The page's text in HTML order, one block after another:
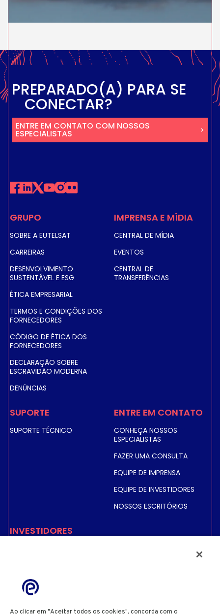
PREPARADO(A) PARA SE
CONECTAR?
ENTRE EM CONTATO COM NOSSOS
ESPECIALISTAS
GRUPO
SOBRE A EUTELSAT
CARREIRAS
DESENVOLVIMENTO
SUSTENTÁVEL E ESG
ÉTICA EMPRESARIAL
TERMOS E CONDIÇÕES DOS
FORNECEDORES
CÓDIGO DE ÉTICA DOS
FORNECEDORES
DECLARAÇÃO SOBRE
ESCRAVIDÃO MODERNA
DENÚNCIAS
IMPRENSA E MÍDIA
CENTRAL DE MÍDIA
EVENTOS
CENTRAL DE
TRANSFERÊNCIAS
SUPORTE
SUPORTE TÉCNICO
ENTRE EM CONTATO
CONHEÇA NOSSOS
ESPECIALISTAS
FAZER UMA CONSULTA
EQUIPE DE IMPRENSA
EQUIPE DE INVESTIDORES
NOSSOS ESCRITÓRIOS
INVESTIDORES
INFORMAÇÕES
Ao clicar em "Aceitar todos os cookies", concorda com o